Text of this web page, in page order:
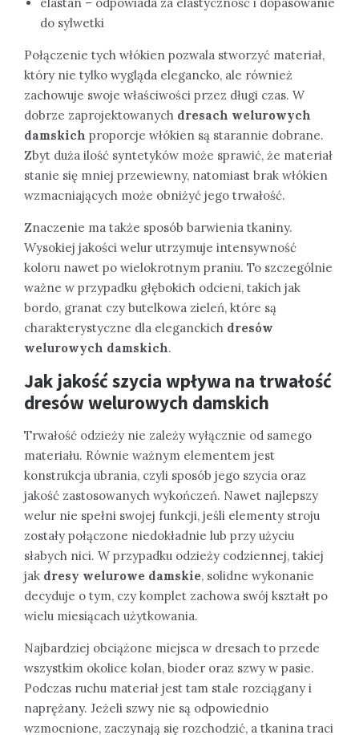
do sylwetki
Połączenie tych włókien pozwala stworzyć materiał,
który nie tylko wygląda elegancko, ale również
zachowuje swoje właściwości przez długi czas. W
dobrze zaprojektowanych dresach welurowych
damskich proporcje włókien są starannie dobrane.
Zbyt duża ilość syntetyków może sprawić, że materiał
stanie się mniej przewiewny, natomiast brak włókien
wzmacniających może obniżyć jego trwałość.
Znaczenie ma także sposób barwienia tkaniny.
Wysokiej jakości welur utrzymuje intensywność
koloru nawet po wielokrotnym praniu. To szczególnie
ważne w przypadku głębokich odcieni, takich jak
bordo, granat czy butelkowa zieleń, które są
charakterystyczne dla eleganckich dresów
welurowych damskich.
Jak jakość szycia wpływa na trwałość
dresów welurowych damskich
Trwałość odzieży nie zależy wyłącznie od samego
materiału. Równie ważnym elementem jest
konstrukcja ubrania, czyli sposób jego szycia oraz
jakość zastosowanych wykończeń. Nawet najlepszy
welur nie spełni swojej funkcji, jeśli elementy stroju
zostały połączone niedokładnie lub przy użyciu
słabych nici. W przypadku odzieży codziennej, takiej
jak dresy welurowe damskie, solidne wykonanie
decyduje o tym, czy komplet zachowa swój kształt po
wielu miesiącach użytkowania.
Najbardziej obciążone miejsca w dresach to przede
wszystkim okolice kolan, bioder oraz szwy w pasie.
Podczas ruchu materiał jest tam stale rozciągany i
naprężany. Jeżeli szwy nie są odpowiednio
wzmocnione, zaczynają się rozchodzić, a tkanina traci